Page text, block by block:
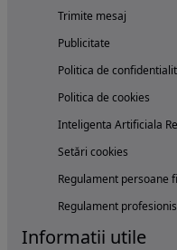
Trimite mesaj
Publicitate
Politica de
Politica de cookies
Inteligenta Artificiala
Setări cookies
Regulament persoane
Regulament
Informatii utile